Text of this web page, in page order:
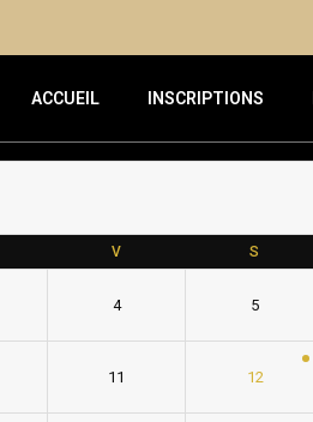
ACCUEIL INSCRIPTIONS
V S
4 5
11 12